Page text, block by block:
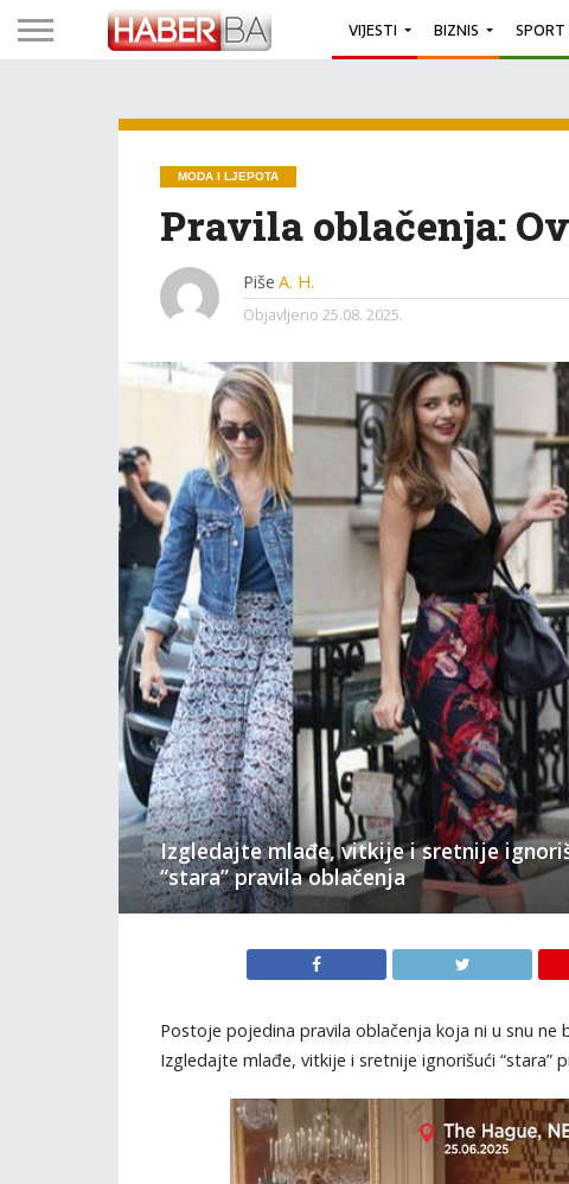
VIJESTI BIZNIS SPORT
MODA I LJEPOTA
Pravila oblačenja:
Piše A. H.
Objavljeno 25.08. 2025.
Izgledajte mlađe, vitkije i sretnije
“stara” pravila oblačenja
Postoje pojedina pravila oblačenja koja ni u snu ne
Izgledajte mlađe, vitkije i sretnije ignorišući “stara”